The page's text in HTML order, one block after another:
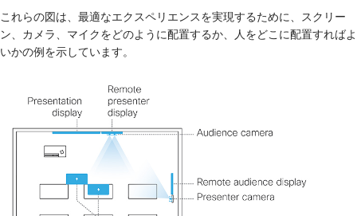
これらの図は、最適なエクスペリエンスを実現するために、スクリー
ン、カメラ、マイクをどのように配置するか、人をどこに配置すればよ
いかの例を示しています。